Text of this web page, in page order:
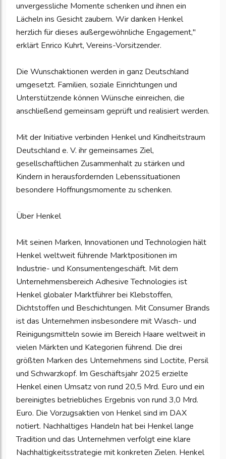
unvergessliche Momente schenken und ihnen ein
Lächeln ins Gesicht zaubern. Wir danken Henkel
herzlich für dieses außergewöhnliche Engagement,"
erklärt Enrico Kuhrt, Vereins-Vorsitzender.
Die Wunschaktionen werden in ganz Deutschland
umgesetzt. Familien, soziale Einrichtungen und
Unterstützende können Wünsche einreichen, die
anschließend gemeinsam geprüft und realisiert werden.
Mit der Initiative verbinden Henkel und Kindheitstraum
Deutschland e. V. ihr gemeinsames Ziel,
gesellschaftlichen Zusammenhalt zu stärken und
Kindern in herausfordernden Lebenssituationen
besondere Hoffnungsmomente zu schenken.
Über Henkel
Mit seinen Marken, Innovationen und Technologien hält
Henkel weltweit führende Marktpositionen im
Industrie- und Konsumentengeschäft. Mit dem
Unternehmensbereich Adhesive Technologies ist
Henkel globaler Marktführer bei Klebstoffen,
Dichtstoffen und Beschichtungen. Mit Consumer Brands
ist das Unternehmen insbesondere mit Wasch- und
Reinigungsmitteln sowie im Bereich Haare weltweit in
vielen Märkten und Kategorien führend. Die drei
größten Marken des Unternehmens sind Loctite, Persil
und Schwarzkopf. Im Geschäftsjahr 2025 erzielte
Henkel einen Umsatz von rund 20,5 Mrd. Euro und ein
bereinigtes betriebliches Ergebnis von rund 3,0 Mrd.
Euro. Die Vorzugsaktien von Henkel sind im DAX
notiert. Nachhaltiges Handeln hat bei Henkel lange
Tradition und das Unternehmen verfolgt eine klare
Nachhaltigkeitsstrategie mit konkreten Zielen. Henkel